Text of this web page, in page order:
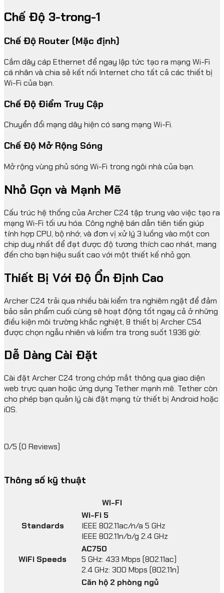
Chế Độ 3-trong-1
Chế Độ Router (Mặc định)
Cắm dây cáp Ethernet để ngay lập tức tạo ra mạng Wi-Fi
cá nhân và chia sẻ kết nối Internet cho tất cả các thiết bị
Wi-Fi của bạn.
Chế Độ Điểm Truy Cập
Chuyển đổi mạng dây hiện có sang mạng Wi-Fi.
Chế Độ Mở Rộng Sóng
Mở rộng vùng phủ sóng Wi-Fi trong ngôi nhà của bạn.
Nhỏ Gọn và Mạnh Mẽ
Cấu trúc hệ thống của Archer C24 tập trung vào việc tạo ra
mạng Wi-Fi tối ưu hóa. Công nghệ bán dẫn tiên tiến giúp
tính hợp CPU, bộ nhớ, và đơn vị xử lý 3 luồng vào một con
chip duy nhất để đạt được độ tương thích cao nhát, mang
đến cho bạn hiệu suất cao với một thiết kế nhỏ gọn.
Thiết Bị Với Độ Ổn Định Cao
Archer C24 trải qua nhiều bài kiểm tra nghiêm ngặt để đảm
bảo sản phẩm cuối cùng sẽ hoạt động tốt ngay cả ở những
điều kiện môi trường khắc nghiệt, 8 thiết bị Archer C54
được chọn ngẫu nhiên và kiểm tra trong suốt 1.936 giờ.
Dễ Dàng Cài Đặt
Cài đặt Archer C24 trong chớp mắt thông qua giao diện
web trực quan hoặc ứng dụng Tether mạnh mẽ. Tether còn
cho phép bạn quản lý cài đặt mạng từ thiết bị Android hoặc
iOS.
0/5 (0 Reviews)
Thông số kỹ thuật
WI-FI
Standards
Wi-Fi 5
IEEE 802.11ac/n/a 5 GHz
IEEE 802.11n/b/g 2.4 GHz
WiFi Speeds
AC750
5 GHz: 433 Mbps (802.11ac)
2.4 GHz: 300 Mbps (802.11n)
Căn hộ 2 phòng ngủ